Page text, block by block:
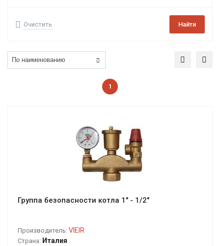
Очистить Найти
1
Группа безопасности котла 1" - 1/2"
Производитель: VIEIR
Страна: Италия